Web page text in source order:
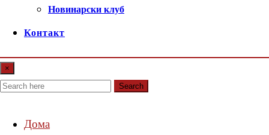
Новинарски клуб
Контакт
×
Search
Дома